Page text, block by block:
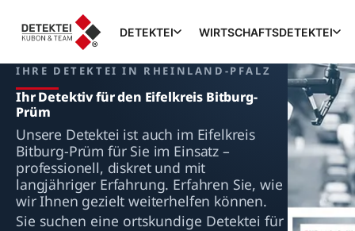
DETEKTEI WIRTSCHAFTSDETEKTEI
IHRE DETEKTEI IN RHEINLAND-PFALZ
Ihr Detektiv für den Eifelkreis Bitburg-
Prüm
Unsere Detektei ist auch im Eifelkreis
Bitburg-Prüm für Sie im Einsatz –
professionell, diskret und mit
langjähriger Erfahrung. Erfahren Sie, wie
wir Ihnen gezielt weiterhelfen können.
Sie suchen eine ortskundige Detektei für